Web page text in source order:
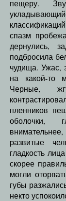
пещеру.
спазм
дернулись,
подбросила
чудища. Ужас,
на какой-то
Черные,
пленников
оболочки,
развитые
гладкость
скорее
могли
губы
некто